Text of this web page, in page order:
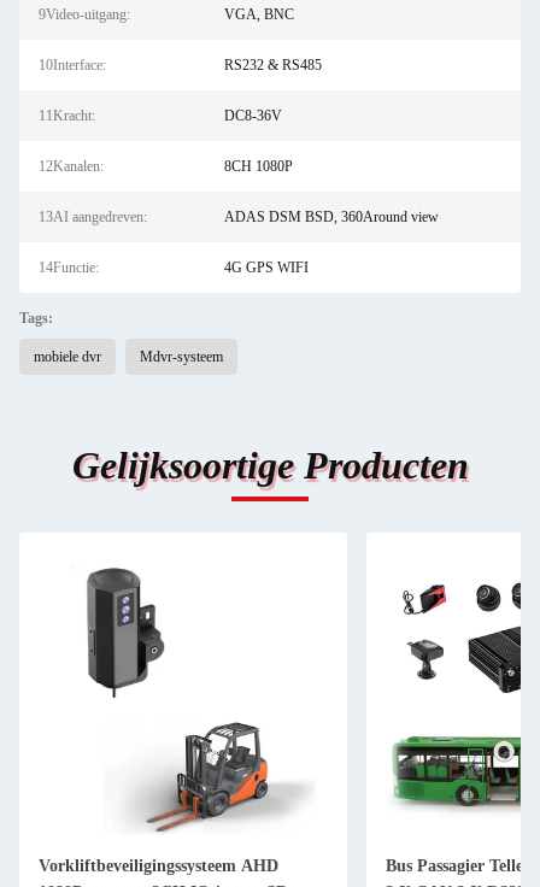
9Video-uitgang: VGA, BNC
10Interface: RS232 & RS485
11Kracht: DC8-36V
12Kanalen: 8CH 1080P
13AI aangedreven: ADAS DSM BSD, 360Around view
14Functie: 4G GPS WIFI
Tags:
mobiele dvr Mdvr-systeem
Gelijksoortige Producten
Vorkliftbeveiligingssysteem AHD
Bus Passagier